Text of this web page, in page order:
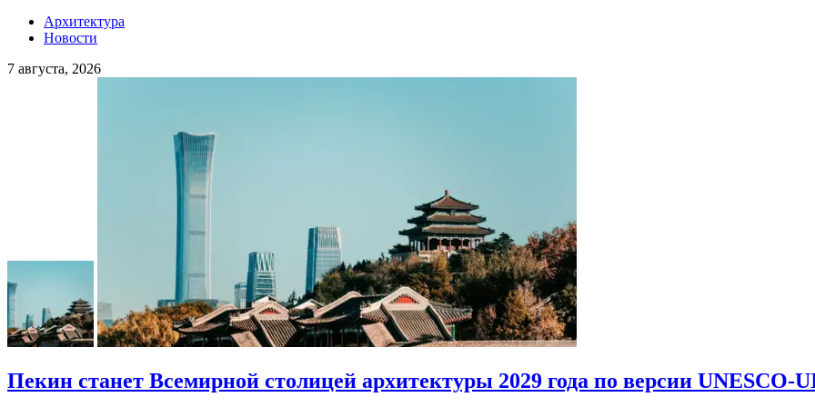
Архитектура
Новости
7 августа, 2026
Пекин станет Всемирной столицей архитектуры 2029 года по версии UNESCO-